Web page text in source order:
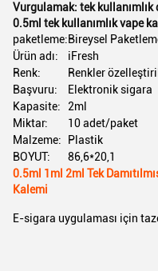
Vurgulamak: tek
0.5ml tek kullanımlık vape
paketleme:Bireysel
Ürün adı:
iFresh
Renk:
Renkler
Başvuru:
Elektronik sigara
Kapasite:
2ml
Miktar:
10 adet/paket
Malzeme:
Plastik
BOYUT:
86,6*20,1
0.5ml 1ml 2ml Tek
Kalemi
E-sigara uygulaması için